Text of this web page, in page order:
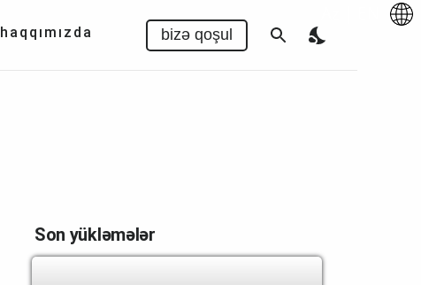
haqqımızda bizə qoşul
Son yükləmələr